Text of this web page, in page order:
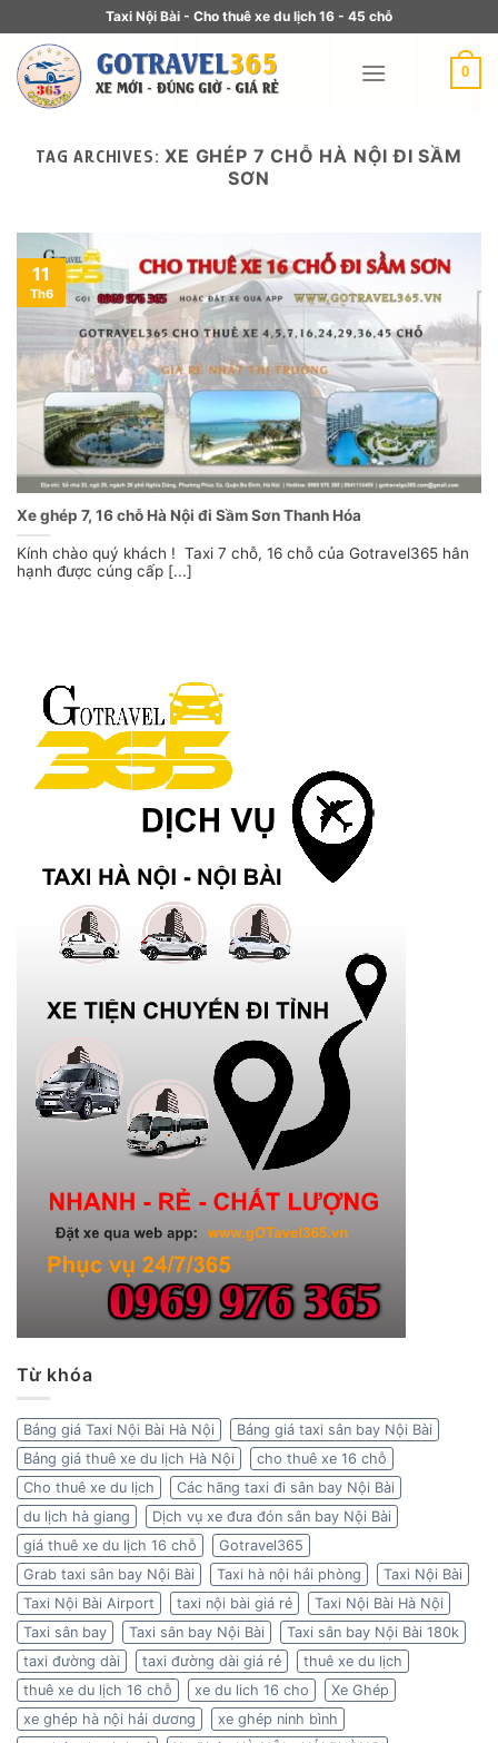
Taxi Nội Bài - Cho thuê xe du lịch 16 - 45 chỗ
0
TAG ARCHIVES:XE GHÉP 7 CHỖ HÀ NỘI ĐI SẦM
SƠN
Xe ghép 7, 16 chỗ Hà Nội đi Sầm Sơn Thanh Hóa
Kính chào quý khách ! Taxi 7 chỗ, 16 chỗ của Gotravel365 hân
hạnh được cúng cấp [...]
11
Th6
Từ khóa
Bảng giá Taxi Nội Bài Hà Nội
Bảng giá taxi sân bay Nội Bài
Bảng giá thuê xe du lịch Hà Nội
cho thuê xe 16 chỗ
Cho thuê xe du lịch
Các hãng taxi đi sân bay Nội Bài
du lịch hà giang
Dịch vụ xe đưa đón sân bay Nội Bài
giá thuê xe du lịch 16 chỗ
Gotravel365
Grab taxi sân bay Nội Bài
Taxi hà nội hải phòng
Taxi Nội Bài
Taxi Nội Bài Airport
taxi nội bài giá rẻ
Taxi Nội Bài Hà Nội
Taxi sân bay
Taxi sân bay Nội Bài
Taxi sân bay Nội Bài 180k
taxi đường dài
taxi đường dài giá rẻ
thuê xe du lịch
thuê xe du lịch 16 chỗ
xe du lich 16 cho
Xe Ghép
xe ghép hà nội hải dương
xe ghép ninh bình